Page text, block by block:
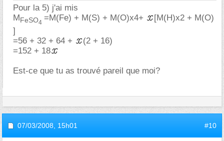
Pour la 5) j'ai mis
MFeSO4
=M(Fe) + M(S) + M(O)x4+
[M(H)x2 + M(O)
]
=56 + 32 + 64 +
(2 + 16)
=152 + 18
Est-ce que tu as trouvé pareil que moi?
07/03/2008, 15h01 #10